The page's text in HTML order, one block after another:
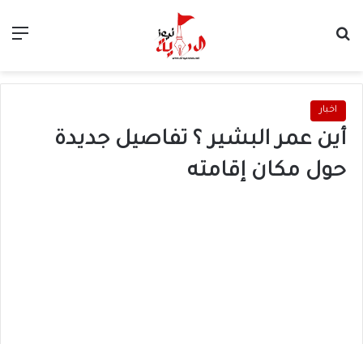
اخبار
أين عمر البشير ؟ تفاصيل جديدة
حول مكان إقامته